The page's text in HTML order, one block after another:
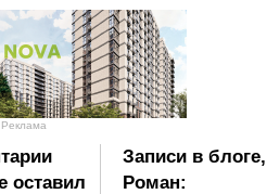
Реклама
оставил
Записи в
Роман: